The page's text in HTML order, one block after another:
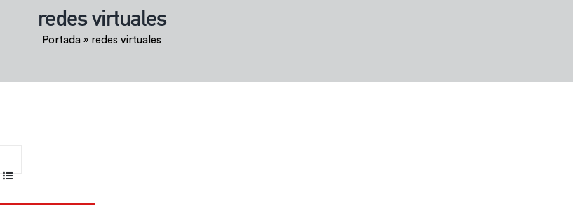
redes virtuales
Portada » redes virtuales